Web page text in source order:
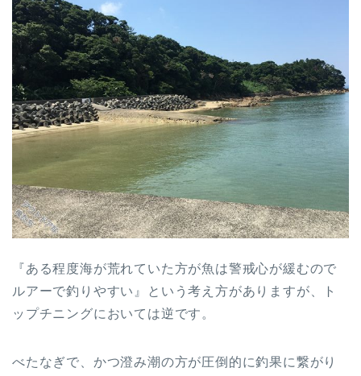
『ある程度海が荒れていた方が魚は警戒心が緩むので
ルアーで釣りやすい』という考え方がありますが、ト
ップチニングにおいては逆です。
べたなぎで、かつ澄み潮の方が圧倒的に釣果に繋がり